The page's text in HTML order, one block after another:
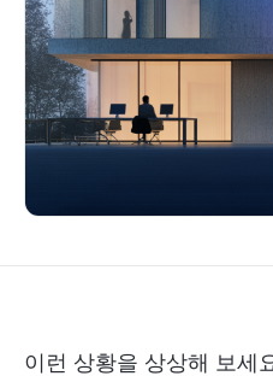
이런 상황을 상상해 보세